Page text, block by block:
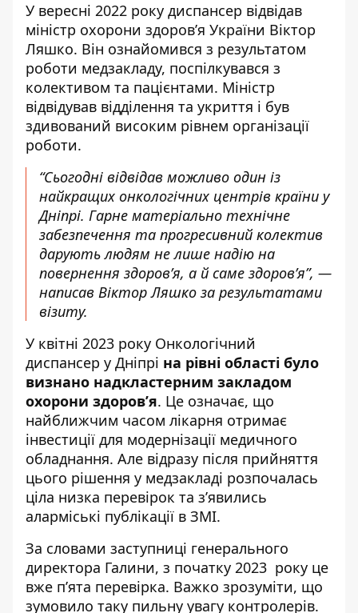
У вересні 2022 року диспансер відвідав
міністр охорони здоров’я України Віктор
Ляшко. Він ознайомився з результатом
роботи медзакладу, поспілкувався з
колективом та пацієнтами. Міністр
відвідував відділення та укриття і був
здивований високим рівнем організації
роботи.
“Сьогодні відвідав можливо один із
найкращих онкологічних центрів країни у
Дніпрі. Гарне матеріально технічне
забезпечення та прогресивний колектив
дарують людям не лише надію на
повернення здоров’я, а й саме здоров’я”, —
написав Віктор Ляшко за результатами
візиту.
У квітні 2023 року Онкологічний
диспансер у Дніпрі на рівні області було
визнано надкластерним закладом
охорони здоров’я. Це означає, що
найближчим часом лікарня отримає
інвестиції для модернізації медичного
обладнання. Але відразу після прийняття
цього рішення у медзакладі розпочалась
ціла низка перевірок та з’явились
аларміські публікації в ЗМІ.
За словами заступниці генерального
директора Галини, з початку 2023 року це
вже п’ята перевірка. Важко зрозуміти, що
зумовило таку пильну увагу контролерів.